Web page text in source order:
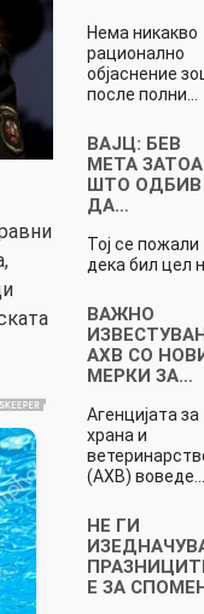
Нема никакво
рационално
објаснение
после полни…
ВАЈЦ: БЕВ
МЕТА ЗАТОА
ШТО ОДБИВ
ДА…
Тој се пожали
дека бил цел
ВАЖНО
АХВ СО
МЕРКИ ЗА…
Агенцијата за
храна и
(АХВ) воведе…
НЕ ГИ
Е ЗА